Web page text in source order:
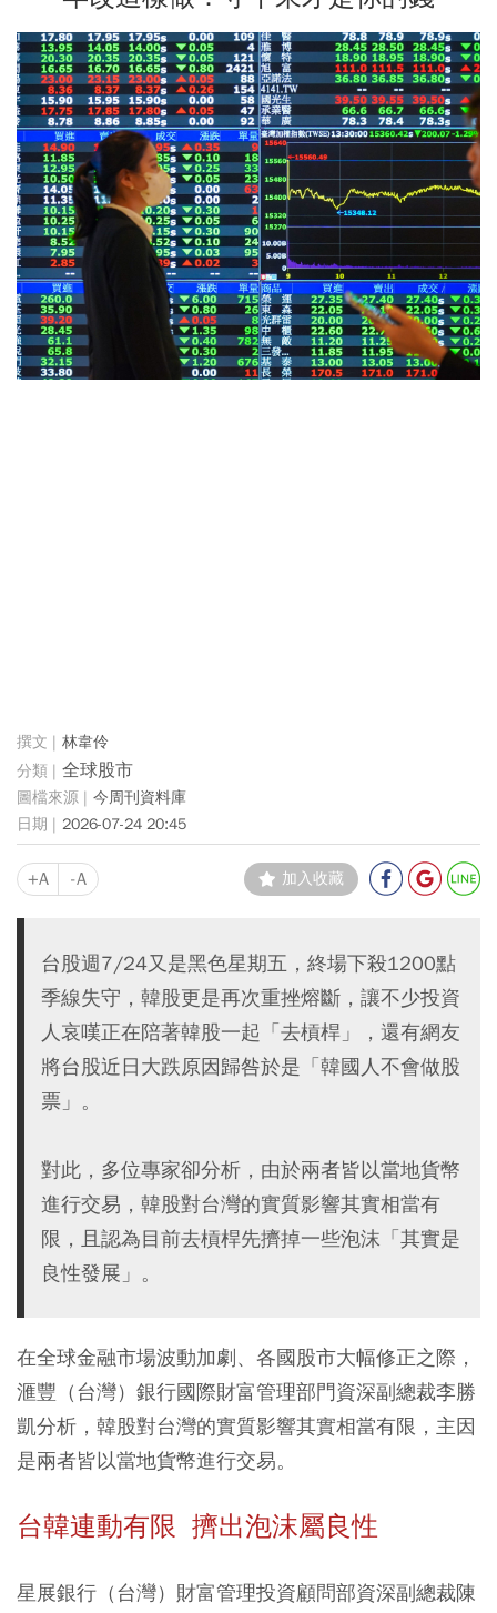
林韋伶
全球股市
今周刊資料庫
2026-07-24 20:45
+A -A 加入收藏
台股週7/24又是黑色星期五，終場下殺1200點
季線失守，韓股更是再次重挫熔斷，讓不少投資
人哀嘆正在陪著韓股一起「去槓桿」，還有網友
將台股近日大跌原因歸咎於是「韓國人不會做股
票」。
對此，多位專家卻分析，由於兩者皆以當地貨幣
進行交易，韓股對台灣的實質影響其實相當有
限，且認為目前去槓桿先擠掉一些泡沫「其實是
良性發展」。
在全球金融市場波動加劇、各國股市大幅修正之際，
滙豐（台灣）銀行國際財富管理部門資深副總裁李勝
凱分析，韓股對台灣的實質影響其實相當有限，主因
是兩者皆以當地貨幣進行交易。
台韓連動有限 擠出泡沫屬良性
星展銀行（台灣）財富管理投資顧問部資深副總裁陳